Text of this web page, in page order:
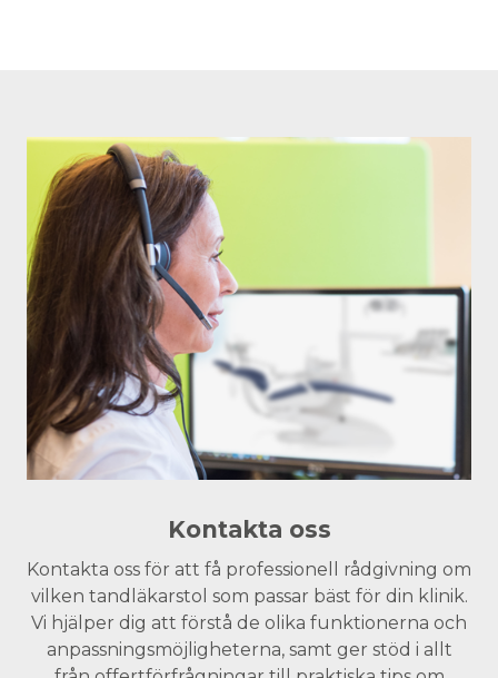
Kontakta oss
Kontakta oss för att få professionell rådgivning om
vilken tandläkarstol som passar bäst för din klinik.
Vi hjälper dig att förstå de olika funktionerna och
anpassningsmöjligheterna, samt ger stöd i allt